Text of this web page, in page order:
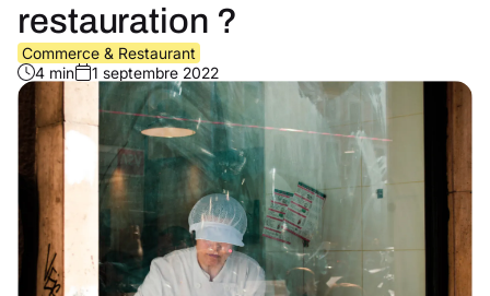
restauration ?
Commerce & Restaurant
4 min
1 septembre 2022